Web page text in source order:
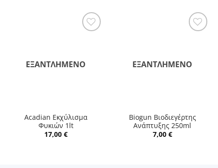
ΕΞΑΝΤΛΗΜΈΝΟ
Acadian Εκχύλισμα
Φυκιών 1lt
17,00 €
ΕΞΑΝΤΛΗΜΈΝΟ
Biogun Βιοδιεγέρτης
Ανάπτυξης 250ml
7,00 €